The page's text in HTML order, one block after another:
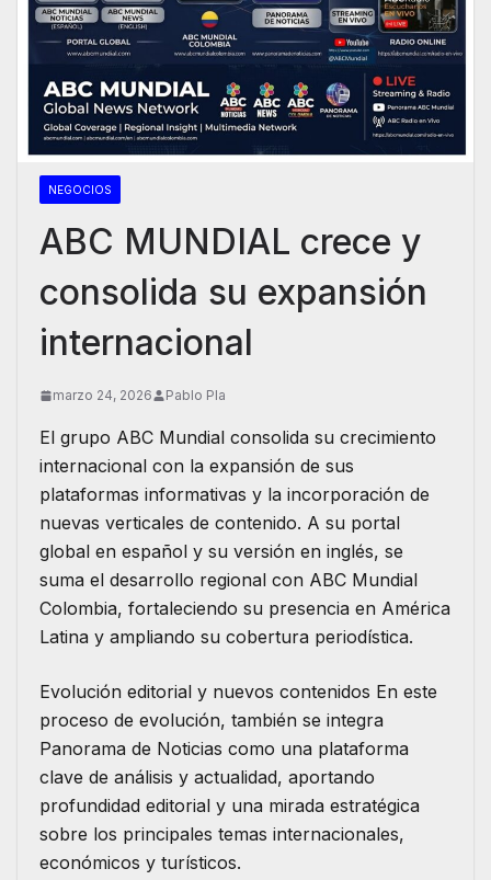
NEGOCIOS
ABC MUNDIAL crece y
consolida su expansión
internacional
marzo 24, 2026 Pablo Pla
El grupo ABC Mundial consolida su crecimiento
internacional con la expansión de sus
plataformas informativas y la incorporación de
nuevas verticales de contenido. A su portal
global en español y su versión en inglés, se
suma el desarrollo regional con ABC Mundial
Colombia, fortaleciendo su presencia en América
Latina y ampliando su cobertura periodística.
Evolución editorial y nuevos contenidos En este
proceso de evolución, también se integra
Panorama de Noticias como una plataforma
clave de análisis y actualidad, aportando
profundidad editorial y una mirada estratégica
sobre los principales temas internacionales,
económicos y turísticos.